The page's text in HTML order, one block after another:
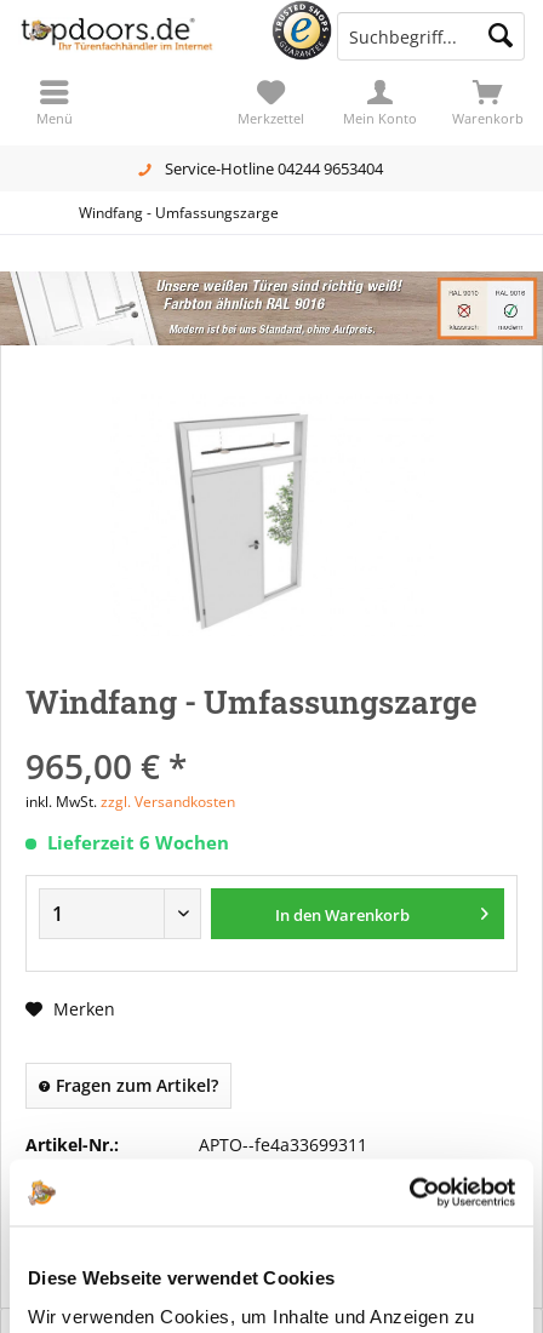
Diese Webseite verwendet Cookies
Wir verwenden Cookies, um Inhalte und Anzeigen zu
Service-Hotline 04244 9653404
Warenkorb
Merkzettel Mein Konto
Menü
Windfang - Umfassungszarge
Windfang - Umfassungszarge
965,00 € *
inkl. MwSt.zzgl. Versandkosten
Lieferzeit 6 Wochen
In denWarenkorb
Merken
Fragen zum Artikel?
Artikel-Nr.: APTO--fe4a33699311
Vorteile